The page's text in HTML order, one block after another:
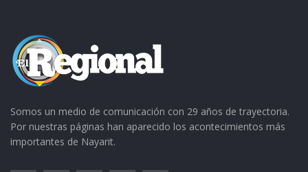
Somos un medio de comunicación con 29 años de trayectoria.
Por nuestras páginas han aparecido los acontecimientos más
importantes de Nayarit.